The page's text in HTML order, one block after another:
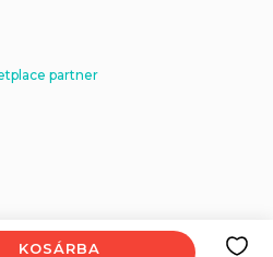
KOSÁRBA
partner